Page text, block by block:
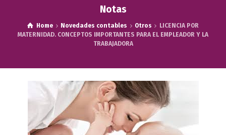
Notas
Home Novedades contables Otros
LICENCIA POR
MATERNIDAD. CONCEPTOS IMPORTANTES PARA EL EMPLEADOR Y LA
TRABAJADORA